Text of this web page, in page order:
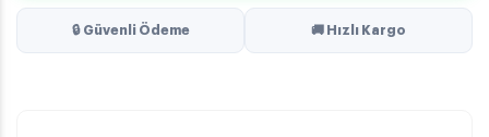
🔒 Güvenli Ödeme 🚚 Hızlı Kargo